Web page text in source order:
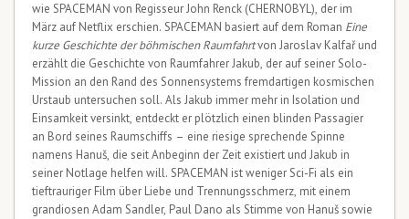
wie SPACEMAN von Regisseur John Renck (CHERNOBYL), der im
März auf Netflix erschien. SPACEMAN basiert auf dem Roman Eine
kurze Geschichte der böhmischen Raumfahrtvon Jaroslav Kalfař und
erzählt die Geschichte von Raumfahrer Jakub, der auf seiner Solo-
Mission an den Rand des Sonnensystems fremdartigen kosmischen
Urstaub untersuchen soll. Als Jakub immer mehr in Isolation und
Einsamkeit versinkt, entdeckt er plötzlich einen blinden Passagier
an Bord seines Raumschiffs – eine riesige sprechende Spinne
namens Hanuš, die seit Anbeginn der Zeit existiert und Jakub in
seiner Notlage helfen will. SPACEMAN ist weniger Sci-Fi als ein
tieftrauriger Film über Liebe und Trennungsschmerz, mit einem
grandiosen Adam Sandler, Paul Dano als Stimme von Hanuš sowie